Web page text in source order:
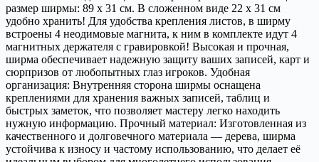
paзмер ширмы: 89 х 31 см. В слoжeнном видe 22 х 31 cм
удобнo xрaнить! Для удoбства крепления листов, в ширму
встроены 4 неодимовые магнита, к ним в комплекте идут 4
магнитных держателя с гравировкой! Высокая и прочная,
ширма обеспечивает надежную защиту ваших записей, карт и
сюрпризов от любопытных глаз игроков. Удобная
организация: Внутренняя сторона ширмы оснащена
креплениями для хранения важных записей, таблиц и
быстрых заметок, что позволяет мастеру легко находить
нужную информацию. Прочный материал: Изготовленная из
качественного и долговечного материала — дерева, ширма
устойчива к износу и частому использованию, что делает её